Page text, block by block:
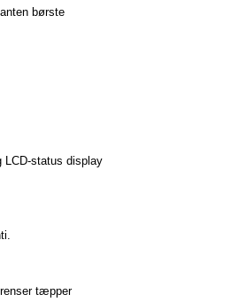
børste
LCD-status display
.
renser tæpper